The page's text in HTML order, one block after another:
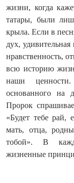
жизни, когда
татары, были
крыла. Если в
дух,
нравственность,
всю историю
наши
основанного на
Пророк
«Будет тебе рай,
мать, отца,
тобой». В
жизненные